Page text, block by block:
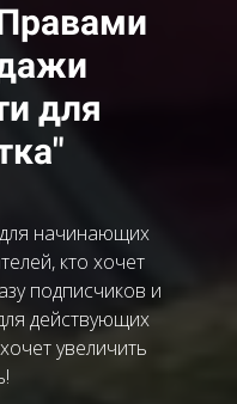
для
начинающих
кто хочет
подписчиков и
действующих
увеличить